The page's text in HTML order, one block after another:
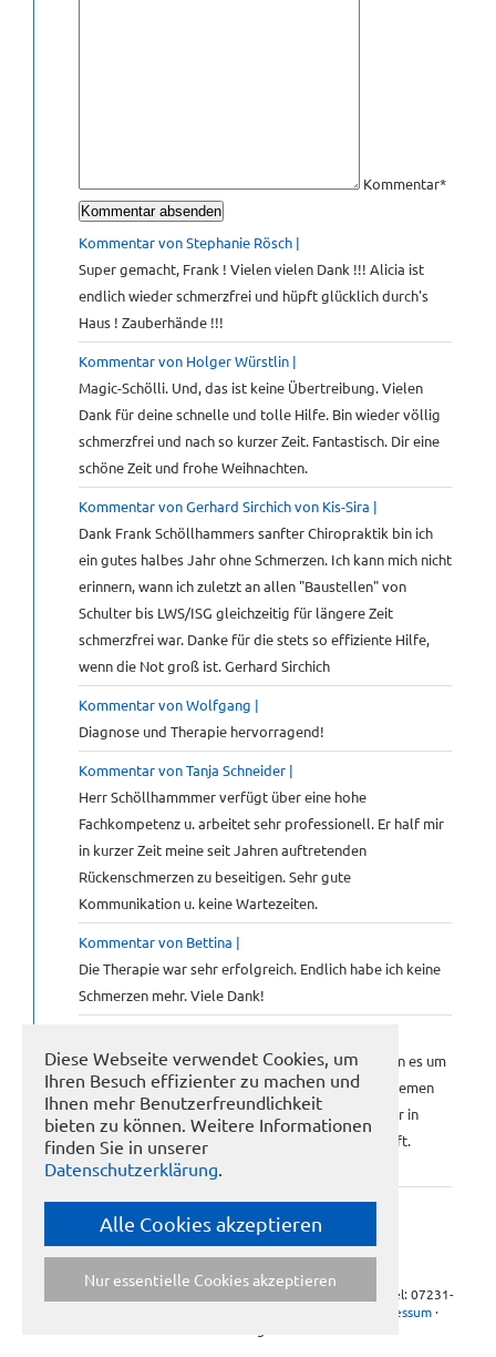
Kommentar*
Kommentar von Stephanie Rösch |
Super gemacht, Frank ! Vielen vielen Dank !!! Alicia ist
endlich wieder schmerzfrei und hüpft glücklich durch's
Haus ! Zauberhände !!!
Kommentar von Holger Würstlin |
Magic-Schölli. Und, das ist keine Übertreibung. Vielen
Dank für deine schnelle und tolle Hilfe. Bin wieder völlig
schmerzfrei und nach so kurzer Zeit. Fantastisch. Dir eine
schöne Zeit und frohe Weihnachten.
Kommentar von Gerhard Sirchich von Kis-Sira |
Dank Frank Schöllhammers sanfter Chiropraktik bin ich
ein gutes halbes Jahr ohne Schmerzen. Ich kann mich nicht
erinnern, wann ich zuletzt an allen "Baustellen" von
Schulter bis LWS/ISG gleichzeitig für längere Zeit
schmerzfrei war. Danke für die stets so effiziente Hilfe,
wenn die Not groß ist. Gerhard Sirchich
Kommentar von Wolfgang |
Diagnose und Therapie hervorragend!
Kommentar von Tanja Schneider |
Herr Schöllhammmer verfügt über eine hohe
Fachkompetenz u. arbeitet sehr professionell. Er half mir
in kurzer Zeit meine seit Jahren auftretenden
Rückenschmerzen zu beseitigen. Sehr gute
Kommunikation u. keine Wartezeiten.
Kommentar von Bettina |
Die Therapie war sehr erfolgreich. Endlich habe ich keine
Schmerzen mehr. Viele Dank!
Seit vielen Jahren für mich die beste Adresse wenn es um
Chiropraktik geht. Schnelle Hilfe bei akuten Problemen
ohne die sonst üblichen Schmerzmittel Man ist hier in
besten Händen was Diagnose und Therapie betrifft.
Weiter so Herr Schöllhammer!!!!
Seite 6 von 10
AnfangZurück34 5 678 9Vorwärts
© Frank Schöllhammer · Seegerstr. 9 · 75180 Pforzheim · Tel: 07231-
Impressum·
Diese Webseite verwendet Cookies, um
Ihren Besuch effizienter zu machen und
Ihnen mehr Benutzerfreundlichkeit
bieten zu können. Weitere Informationen
finden Sie in unserer
Datenschutzerklärung.
Alle Cookies akzeptieren
Nur essentielle Cookies akzeptieren